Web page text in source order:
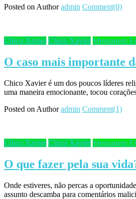
Posted on Author admin Comment(0)
Chico Xavier Chico Xavier Mensagem
O caso mais importante
Chico Xavier é um dos poucos líderes
uma maneira emocionante, tocou
Posted on Author admin Comment(1)
Chico Xavier Chico Xavier Mensagem
O que fazer pela sua
Onde estiveres, não percas a
assunto descamba para comentários